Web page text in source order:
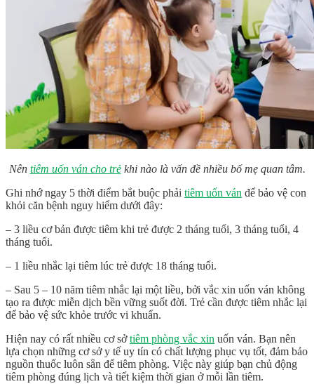
Nên tiêm uốn ván cho trẻkhi nào là vấn đề nhiều bố mẹ quan tâm.
Ghi nhớ ngay 5 thời điểm bắt buộc phải tiêm uốn ván để bảo vệ con
khỏi căn bệnh nguy hiểm dưới đây:
– 3 liều cơ bản được tiêm khi trẻ được 2 tháng tuổi, 3 tháng tuổi, 4
tháng tuổi.
– 1 liều nhắc lại tiêm lúc trẻ được 18 tháng tuổi.
– Sau 5 – 10 năm tiêm nhắc lại một liều, bởi vắc xin uốn ván không
tạo ra được miễn dịch bền vững suốt đời. Trẻ cần được tiêm nhắc lại
để bảo vệ sức khỏe trước vi khuẩn.
Hiện nay có rất nhiều cơ sởtiêm phòng vắc xin uốn ván. Bạn nên
lựa chọn những cơ sở y tế uy tín có chất lượng phục vụ tốt, đảm bảo
nguồn thuốc luôn sẵn để tiêm phòng. Việc này giúp bạn chủ động
tiêm phòng đúng lịch và tiết kiệm thời gian ở mỗi lần tiêm.